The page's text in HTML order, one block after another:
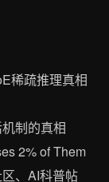
制的真相
2% of Them
、AI科普帖